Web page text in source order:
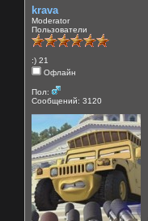
krava
Moderator
Пользователи
:) 21
Офлайн
Пол:
Сообщений: 3120